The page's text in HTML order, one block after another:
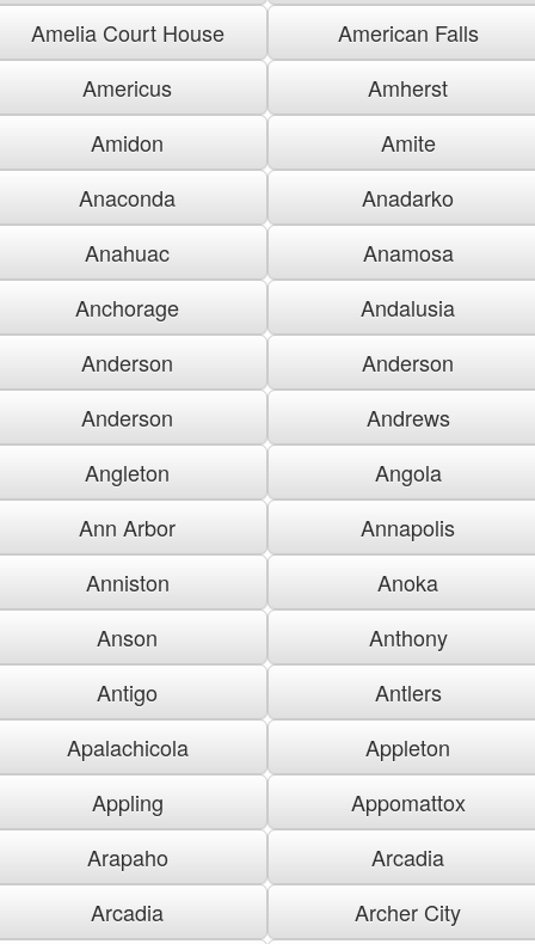
Amelia Court House
American Falls
Americus
Amherst
Amidon
Amite
Anaconda
Anadarko
Anahuac
Anamosa
Anchorage
Andalusia
Anderson
Anderson
Anderson
Andrews
Angleton
Angola
Ann Arbor
Annapolis
Anniston
Anoka
Anson
Anthony
Antigo
Antlers
Apalachicola
Appleton
Appling
Appomattox
Arapaho
Arcadia
Arcadia
Archer City